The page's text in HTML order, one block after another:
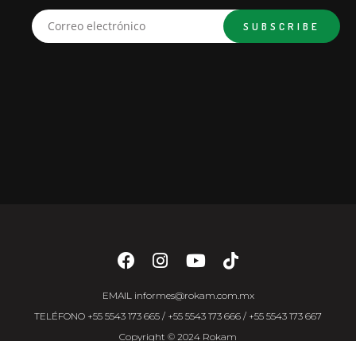
EMAIL informes@rokam.com.mx
TELÉFONO +55 5543 173 665 / +55 5543 173 666 / +55 5543 173 667
Copyright © 2024 Rokam